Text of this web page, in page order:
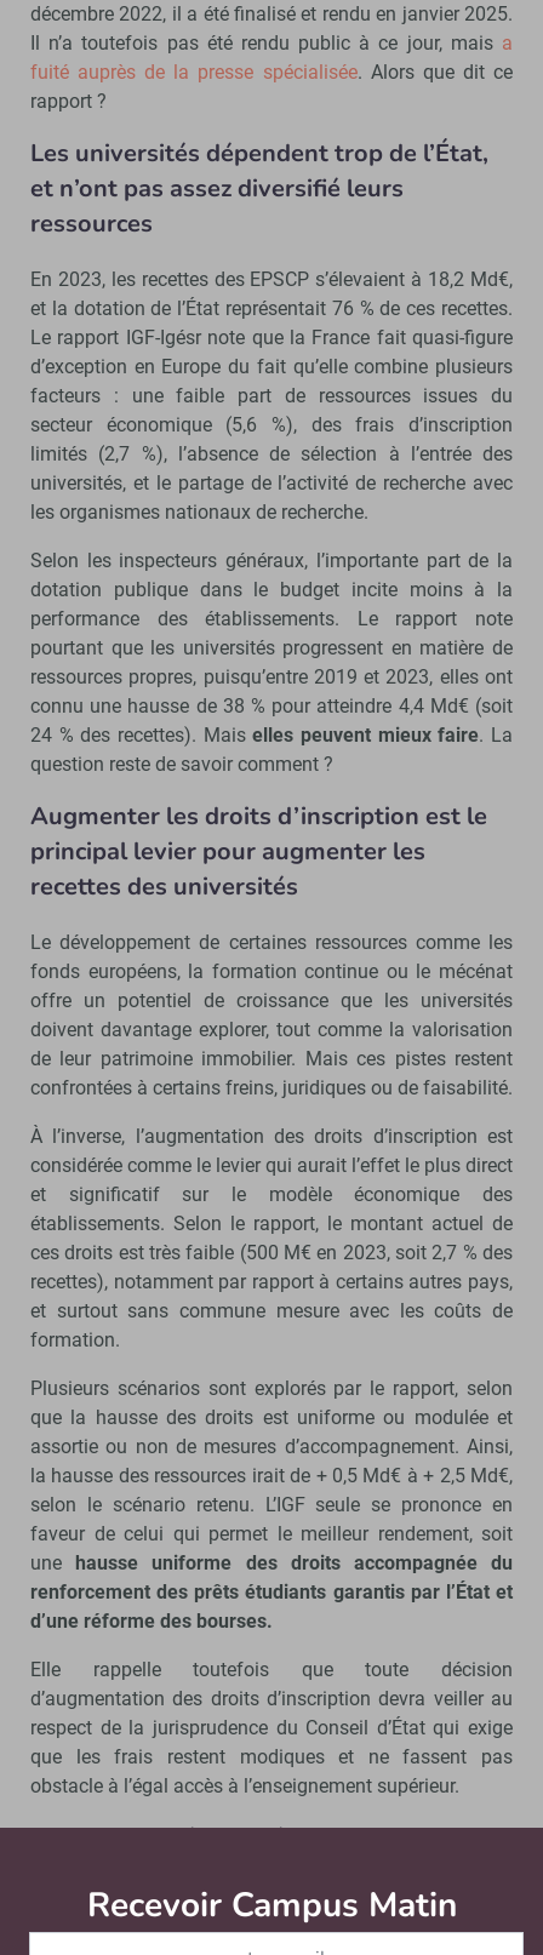
décembre 2022, il a été finalisé et rendu en janvier 2025.
Il n’a toutefois pas été rendu public à ce jour, mais a
fuité auprès de la presse spécialisée. Alors que dit ce
rapport ?
Les universités dépendent trop de l’État,
et n’ont pas assez diversifié leurs
ressources
En 2023, les recettes des EPSCP s’élevaient à 18,2 Md€,
et la dotation de l’État représentait 76 % de ces recettes.
Le rapport IGF-Igésr note que la France fait quasi-figure
d’exception en Europe du fait qu’elle combine plusieurs
facteurs : une faible part de ressources issues du
secteur économique (5,6 %), des frais d’inscription
limités (2,7 %), l’absence de sélection à l’entrée des
universités, et le partage de l’activité de recherche avec
les organismes nationaux de recherche.
Selon les inspecteurs généraux, l’importante part de la
dotation publique dans le budget incite moins à la
performance des établissements. Le rapport note
pourtant que les universités progressent en matière de
ressources propres, puisqu’entre 2019 et 2023, elles ont
connu une hausse de 38 % pour atteindre 4,4 Md€ (soit
24 % des recettes). Maiselles peuvent mieux faire. La
question reste de savoir comment ?
Augmenter les droits d’inscription est le
principal levier pour augmenter les
recettes des universités
Le développement de certaines ressources comme les
fonds européens, la formation continue ou le mécénat
offre un potentiel de croissance que les universités
doivent davantage explorer, tout comme la valorisation
de leur patrimoine immobilier. Mais ces pistes restent
confrontées à certains freins, juridiques ou de faisabilité.
À l’inverse, l’augmentation des droits d’inscription est
considérée comme le levier qui aurait l’effet le plus direct
et significatif sur le modèle économique des
établissements. Selon le rapport, le montant actuel de
ces droits est très faible (500 M€ en 2023, soit 2,7 % des
recettes), notamment par rapport à certains autres pays,
et surtout sans commune mesure avec les coûts de
formation.
Plusieurs scénarios sont explorés par le rapport, selon
que la hausse des droits est uniforme ou modulée et
assortie ou non de mesures d’accompagnement. Ainsi,
la hausse des ressources irait de + 0,5 Md€ à + 2,5 Md€,
selon le scénario retenu. L’IGF seule se prononce en
faveur de celui qui permet le meilleur rendement, soit
une hausse uniforme des droits accompagnée du
renforcement des prêts étudiants garantis par l’État et
d’une réforme des bourses.
Elle rappelle toutefois que toute décision
d’augmentation des droits d’inscription devra veiller au
respect de la jurisprudence du Conseil d’État qui exige
que les frais restent modiques et ne fassent pas
obstacle à l’égal accès à l’enseignement supérieur.
Revoir le modèle de répartition des
gestionRecevoir Campus Matin